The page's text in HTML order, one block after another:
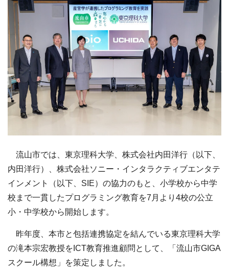
流山市では、東京理科大学、株式会社内田洋行（以下、
内田洋行）、株式会社ソニー・インタラクティブエンタテ
インメント（以下、SIE）の協力のもと、小学校から中学
校まで一貫したプログラミング教育を7月より4校の公立
小・中学校から開始します。
昨年度、本市と包括連携協定を結んでいる東京理科大学
の滝本宗宏教授をICT教育推進顧問として、「流山市GIGA
スクール構想」を策定しました。